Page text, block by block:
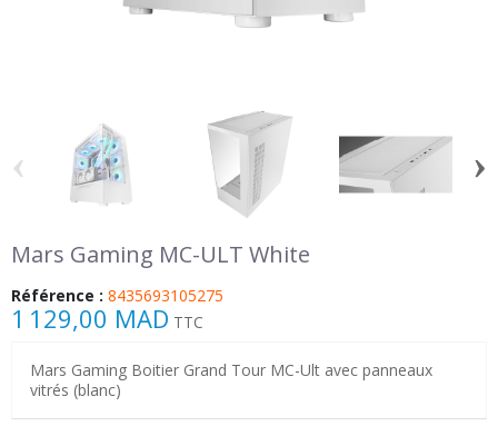
‹ ›
Mars Gaming MC-ULT White
Référence : 8435693105275
1 129,00 MAD TTC
Mars Gaming Boitier Grand Tour MC-Ult avec panneaux
vitrés (blanc)